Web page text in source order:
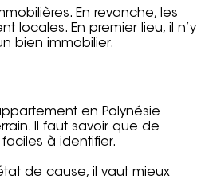
En revanche, les
locales. En premier lieu, il n’y
bien immobilier.
en Polynésie
Il faut savoir que de
à identifier.
de cause, il vaut mieux